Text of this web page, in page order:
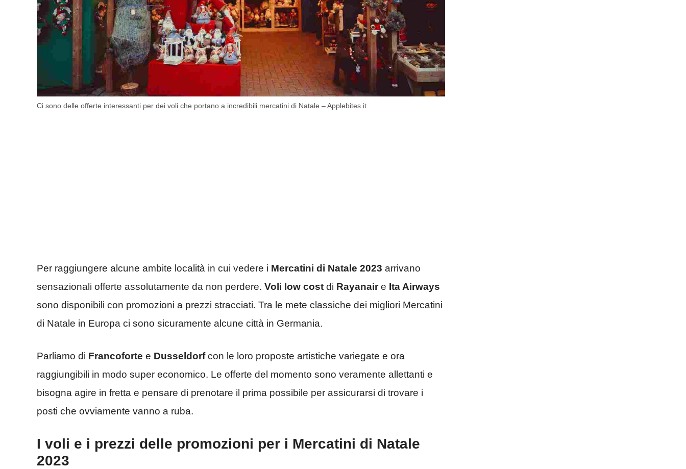
Ci sono delle offerte interessanti per dei voli che portano a incredibili mercatini di Natale – Applebites.it
Per raggiungere alcune ambite località in cui vedere i Mercatini di Natale 2023 arrivano
sensazionali offerte assolutamente da non perdere. Voli low cost di Rayanaire Ita Airways
sono disponibili con promozioni a prezzi stracciati. Tra le mete classiche dei migliori Mercatini
di Natale in Europa ci sono sicuramente alcune città in Germania.
Parliamo di Francoforte e Dusseldorfcon le loro proposte artistiche variegate e ora
raggiungibili in modo super economico. Le offerte del momento sono veramente allettanti e
bisogna agire in fretta e pensare di prenotare il prima possibile per assicurarsi di trovare i
posti che ovviamente vanno a ruba.
I voli e i prezzi delle promozioni per i Mercatini di Natale
2023